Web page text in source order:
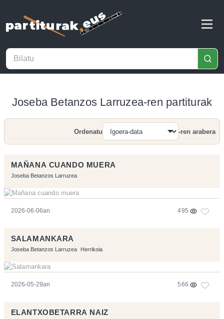
Joseba Betanzos Larruzea-ren partiturak
Bilatu
Ordenatu -ren arabera
MAÑANA CUANDO MUERA
Joseba Betanzos Larruzea
2026-06-06an 495
SALAMANKARA
Joseba Betanzos Larruzea Herrikoia
2026-05-29an 566
ELANTXOBETARRA NAIZ